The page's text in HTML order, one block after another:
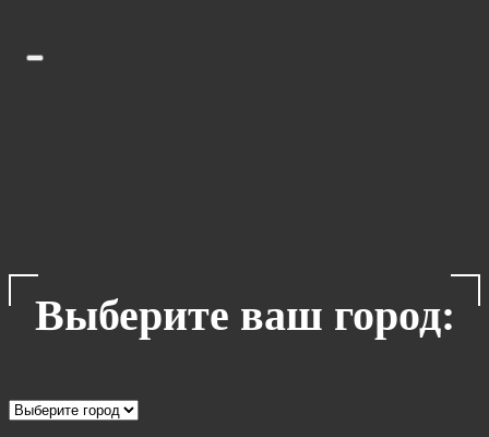
Выберите ваш город: